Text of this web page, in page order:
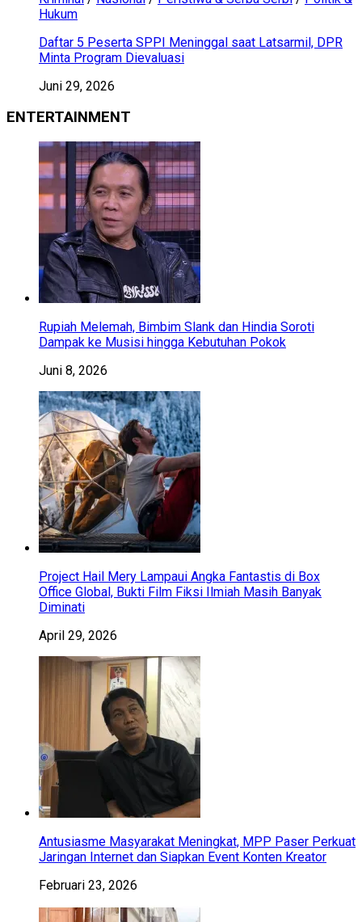
Hukum
Daftar 5 Peserta SPPI Meninggal saat Latsarmil, DPR
Minta Program Dievaluasi
Juni 29, 2026
ENTERTAINMENT
Rupiah Melemah, Bimbim Slank dan Hindia Soroti
Dampak ke Musisi hingga Kebutuhan Pokok
Juni 8, 2026
Project Hail Mery Lampaui Angka Fantastis di Box
Office Global, Bukti Film Fiksi Ilmiah Masih Banyak
Diminati
April 29, 2026
Antusiasme Masyarakat Meningkat, MPP Paser Perkuat
Jaringan Internet dan Siapkan Event Konten Kreator
Februari 23, 2026